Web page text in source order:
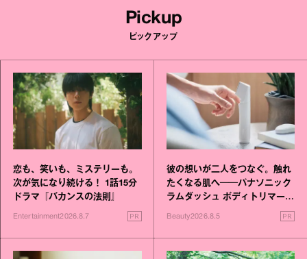
Pickup
ピックアップ
恋も、笑いも、ミステリーも。
次が気になり続ける！ 1話15分
ドラマ『バカンスの法則』
Entertainment2026.8.7 PR
彼の想いが二人をつなぐ。触れ
たくなる肌へ──パナソニック
ラムダッシュ ボディトリマーが
Beauty2026.8.5 PR